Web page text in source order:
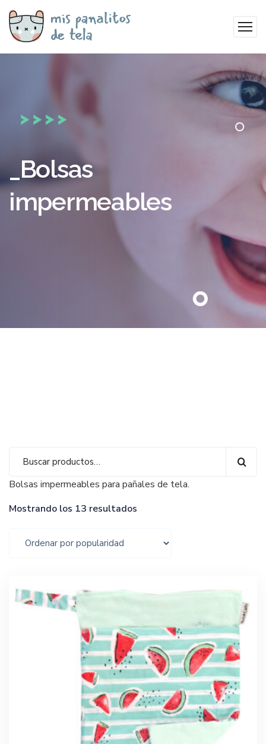
_Bolsas
impermeables
Bolsas impermeables para pañales de tela.
Mostrando los 13 resultados